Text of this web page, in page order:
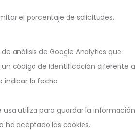
el porcentaje de solicitudes.
de análisis de Google Analytics que
un código de identificación diferente a
indicar la fecha
usa utiliza para guardar la información
ha aceptado las cookies.